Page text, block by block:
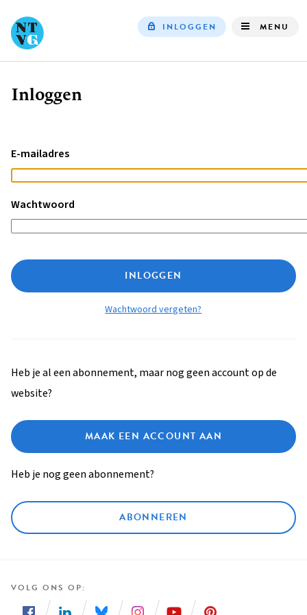
INLOGGEN MENU
Kruimelpad
Inloggen
E-mailadres
Wachtwoord
INLOGGEN
Wachtwoord vergeten?
Heb je al een abonnement, maar nog geen account op de
website?
MAAK EEN ACCOUNT AAN
Heb je nog geen abonnement?
ABONNEREN
VOLG ONS OP